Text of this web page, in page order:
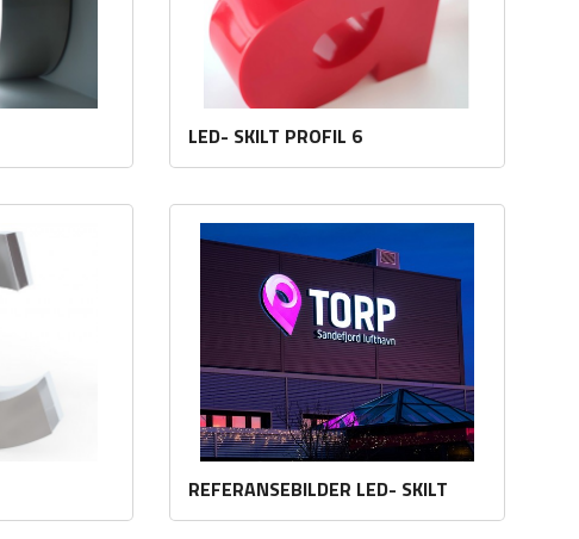
LED- SKILT PROFIL 6
Les mer
REFERANSEBILDER LED- SKILT